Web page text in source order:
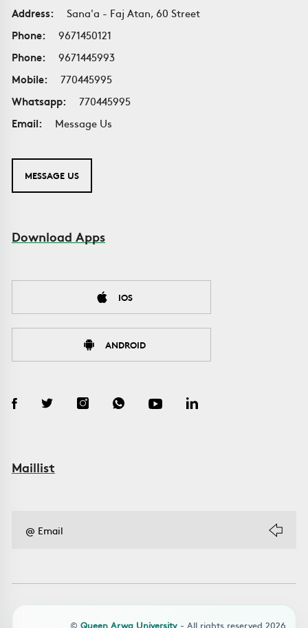
Address:
Sana'a - Faj Atan, 60 Street
Phone:
9671450121
Phone:
9671445993
Mobile:
770445995
Whatsapp:
770445995
Email:
Message Us
MESSAGE US
Download Apps
IOS
ANDROID
Maillist
© Queen Arwa University - All rights reserved 2026